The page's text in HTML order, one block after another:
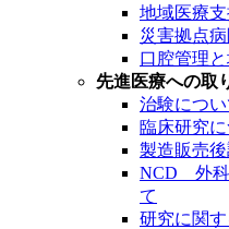
地域医療
災害拠点
口腔管理
先進医療への取
治験につい
臨床研究
製造販売
NCD 外科
て
研究に関